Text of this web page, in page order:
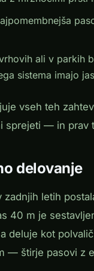
ali v parkih
sistema imajo
vseh teh
sprejeti — in prav
delovanje
letih
40 m je
deluje kot
— štirje pasovi z